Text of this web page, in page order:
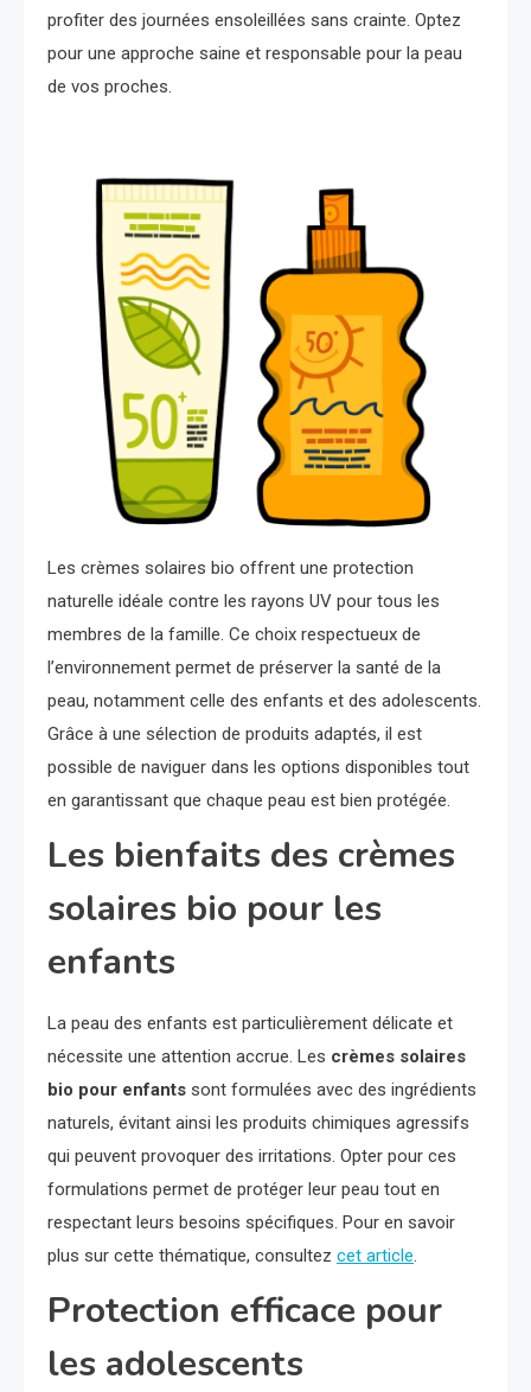
profiter des journées ensoleillées sans crainte. Optez
pour une approche saine et responsable pour la peau
de vos proches.
Les crèmes solaires bio offrent une protection
naturelle idéale contre les rayons UV pour tous les
membres de la famille. Ce choix respectueux de
l’environnement permet de préserver la santé de la
peau, notamment celle des enfants et des adolescents.
Grâce à une sélection de produits adaptés, il est
possible de naviguer dans les options disponibles tout
en garantissant que chaque peau est bien protégée.
Les bienfaits des crèmes
solaires bio pour les
enfants
La peau des enfants est particulièrement délicate et
nécessite une attention accrue. Les crèmes solaires
bio pour enfants sont formulées avec des ingrédients
naturels, évitant ainsi les produits chimiques agressifs
qui peuvent provoquer des irritations. Opter pour ces
formulations permet de protéger leur peau tout en
respectant leurs besoins spécifiques. Pour en savoir
plus sur cette thématique, consultez cet article.
Protection efficace pour
les adolescents